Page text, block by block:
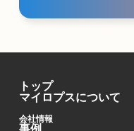
トップ
マイロプスについて
会社情報